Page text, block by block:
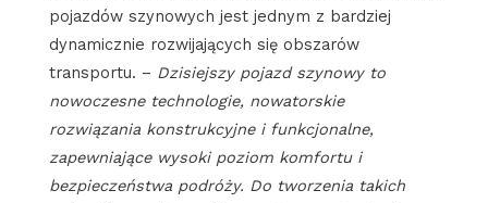
pojazdów szynowych jest jednym z bardziej
dynamicznie rozwijających się obszarów
transportu. – Dzisiejszy pojazd szynowy to
nowoczesne technologie, nowatorskie
rozwiązania konstrukcyjne i funkcjonalne,
zapewniające wysoki poziom komfortu i
bezpieczeństwa podróży. Do tworzenia takich